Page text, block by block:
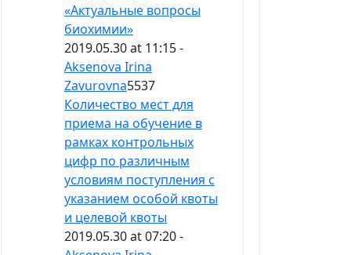
«Актуальные вопросы
биохимии»
2019.05.30 at 11:15 -
Aksenova Irina
Zavurovna5537
Количество мест для
приема на обучение в
рамках контрольных
цифр по различным
условиям поступления с
указанием особой квоты
и целевой квоты
2019.05.30 at 07:20 -